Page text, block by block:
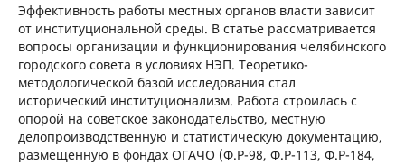
Эффективность работы местных органов власти зависит
от институциональной среды. В статье рассматривается
вопросы организации и функционирования челябинского
городского совета в условиях НЭП. Теоретико-
методологической базой исследования стал
исторический институционализм. Работа строилась с
опорой на советское законодательство, местную
делопроизводственную и статистическую документацию,
размещенную в фондах ОГАЧО (Ф.Р-98, Ф.Р-113, Ф.Р-184,